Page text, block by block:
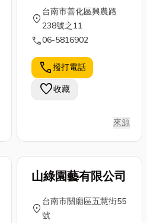
location_on
台南市善化區興農路
238號之11
call06-5816902
call撥打電話
favorite收藏
來源
山綠園藝有限公司
location_on
台南市關廟區五慧街55
號